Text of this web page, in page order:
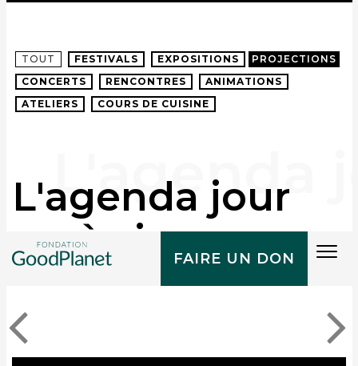
FAIRE UN DON
TOUT FESTIVALS EXPOSITIONS
PROJECTIONS
CONCERTS
RENCONTRES
ANIMATIONS
ATELIERS
COURS DE CUISINE
L'agenda jour
après jour